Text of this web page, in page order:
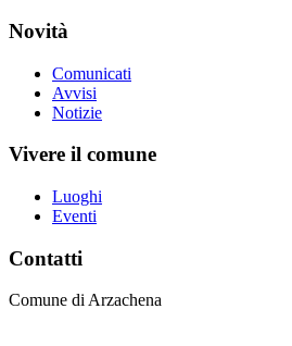
Novità
Comunicati
Avvisi
Notizie
Vivere il comune
Luoghi
Eventi
Contatti
Comune di Arzachena